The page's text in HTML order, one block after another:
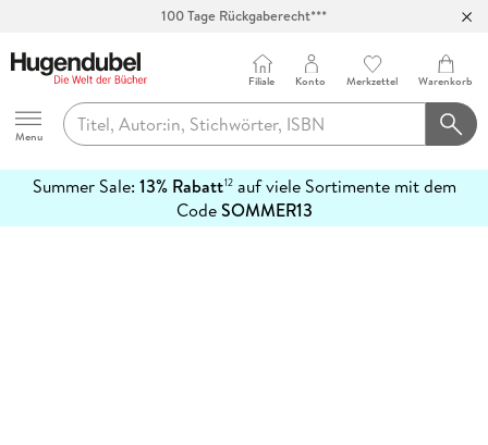
100 Tage Rückgaberecht***
Hugendubel
Menu
Filiale Konto Merkzettel Warenkorb
Summer Sale: 13% Rabatt12auf viele Sortimente mit dem
CodeSOMMER13
erfahren